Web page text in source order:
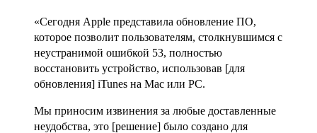
«Сегодня Apple представила обновление ПО,
которое позволит пользователям, столкнувшимся с
неустранимой ошибкой 53, полностью
восстановить устройство, использовав [для
обновления] iTunes на Mac или PC.
Мы приносим извинения за любые доставленные
неудобства, это [решение] было создано для